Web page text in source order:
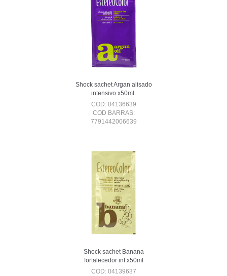
Shock sachet Argan alisado
intensivo x50ml.
COD: 04136639
COD BARRAS:
7791442006639
Shock sachet Banana
fortalecedor int.x50ml
COD: 04139637